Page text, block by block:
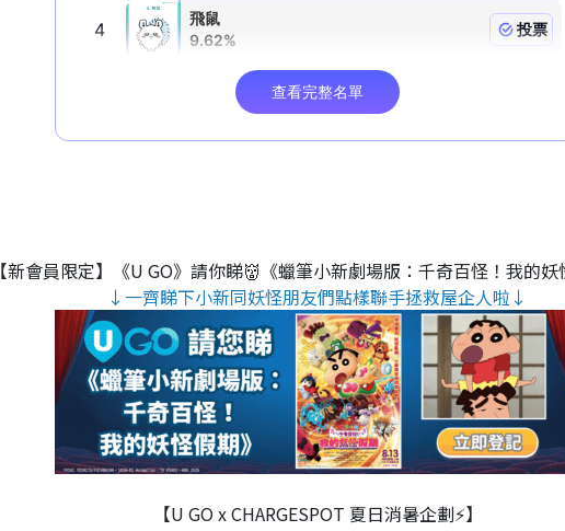
【新會員限定】《U GO》請你睇👹《蠟筆小新劇場版：千奇百怪！我的妖
↓一齊睇下小新同妖怪朋友們點樣聯手拯救屋企人啦↓
【U GO x CHARGESPOT 夏日消暑企劃⚡】